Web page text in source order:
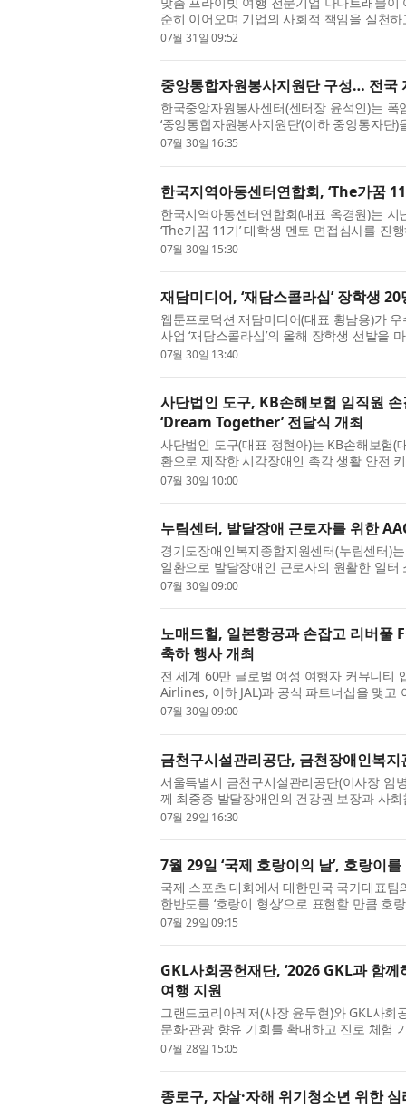
준히 이어오며 기업의 사회적 책임을 실천
을 제공하는 것을 넘어 도움이 필...
07월 31일 09:52
중앙통합자원봉사지원단 구성… 전국
한국중앙자원봉사센터(센터장 윤석인)는
‘중앙통합자원봉사지원단’(이하 중앙통자
취약계층 밀착 지원에 나선다고 ...
07월 30일 16:35
한국지역아동센터연합회, ‘The가꿈
한국지역아동센터연합회(대표 옥경원)는
‘The가꿈 11기’ 대학생 멘토 면접심사를 진
명을 최종 선발했다. ‘The가꿈’은 ...
07월 30일 15:30
재담미디어, ‘재담스콜라십’ 장학생
웹툰프로덕션 재담미디어(대표 황남용)가
사업 ‘재담스콜라십’의 올해 장학생 선발을
툰 사업을 통해 거둔 성과를 창...
07월 30일 13:40
사단법인 도구, KB손해보험 임직원
‘Dream Together’ 전달식 개최
사단법인 도구(대표 정현아)는 KB손해보험
환으로 제작한 시각장애인 촉각 생활 안전
대한안마사협회에서 진행했다고 밝...
07월 30일 10:00
누림센터, 발달장애 근로자를 위한
경기도장애인복지종합지원센터(누림센터)
일환으로 발달장애인 근로자의 원활한 일
Augmentative and Alternative Commu...
07월 30일 09:00
노매드헐, 일본항공과 손잡고 리버풀
축하 행사 개최
전 세계 60만 글로벌 여성 여행자 커뮤니티
Airlines, 이하 JAL)과 공식 파트너십을 맺고
프로젝트를 진행했다고 밝혔다. 이번 협...
07월 30일 09:00
금천구시설관리공단, 금천장애인복
서울특별시 금천구시설관리공단(이사장 임
께 최중증 발달장애인의 건강권 보장과 사
다고 밝혔다. 이번 사업은 신체활동 ...
07월 29일 16:30
7월 29일 ‘국제 호랑이의 날’, 호랑이
국제 스포츠 대회에서 대한민국 국가대표
한반도를 ‘호랑이 형상’으로 표현할 만큼
재였다. 설화와 민담 속에서는 ...
07월 29일 09:15
GKL사회공헌재단, ‘2026 GKL과 함
여행 지원
그랜드코리아레저(사장 윤두현)와 GKL사
문화·관광 향유 기회를 확대하고 진로 체험
여행’ 아동 여행 프로그램을 본격 운...
07월 28일 15:05
종로구, 자살·자해 위기청소년 위한